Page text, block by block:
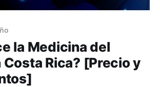
la Medicina del
Costa Rica? [Precio y